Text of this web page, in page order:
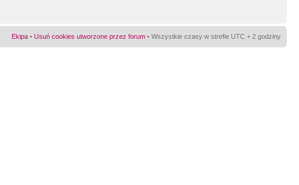
Ekipa • Usuń cookies utworzone przez forum • Wszystkie czasy w strefie UTC + 2 godziny